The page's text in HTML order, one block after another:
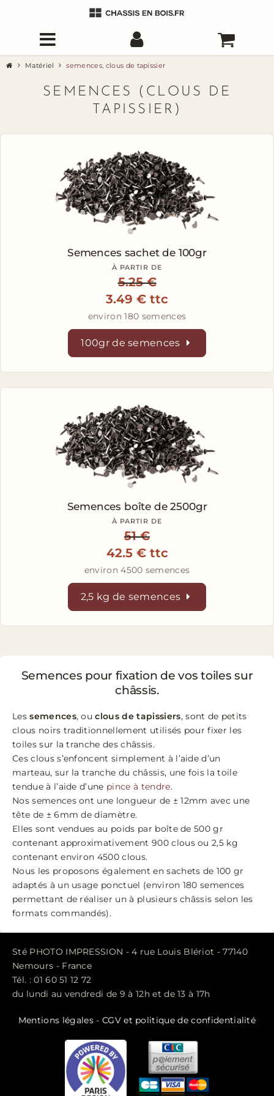
Matériel semences, clous de tapissier
SEMENCES (CLOUS DE
TAPISSIER)
Semences sachet de 100gr
À PARTIR DE
5.25 €
3.49 € ttc
environ 180 semences
100gr de semences
Semences boîte de 2500gr
À PARTIR DE
51 €
42.5 € ttc
environ 4500 semences
2,5 kg de semences
Semences pour fixation de vos toiles sur
châssis.
Lessemences, ouclous de tapissiers, sont de petits
clous noirs traditionnellement utilisés pour fixer les
toiles sur la tranche des châssis.
Ces clous s’enfoncent simplement à l’aide d’un
marteau, sur la tranche du châssis, une fois la toile
tendue à l’aide d’une pince à tendre.
Nos semences ont une longueur de ± 12mm avec une
tête de ± 6mm de diamètre.
Elles sont vendues au poids par boîte de 500 gr
contenant approximativement 900 clous ou 2,5 kg
contenant environ 4500 clous.
Nous les proposons également en sachets de 100 gr
adaptés à un usage ponctuel (environ 180 semences
permettant de réaliser un à plusieurs châssis selon les
formats commandés).
Sté PHOTO IMPRESSION - 4 rue Louis Blériot - 77140
Nemours - France
Tél. : 01 60 51 12 72
du lundi au vendredi de 9 à 12h et de 13 à 17h
Mentions légales - CGV et politique de confidentialité